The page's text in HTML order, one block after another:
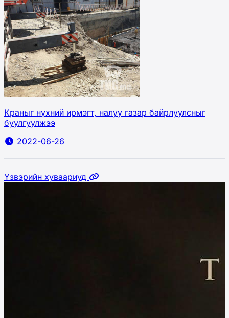
Краныг нүхний ирмэгт, налуу газар байрлуулсныг
буулгуулжээ
2022-06-26
Үзвэрийн хуваариуд